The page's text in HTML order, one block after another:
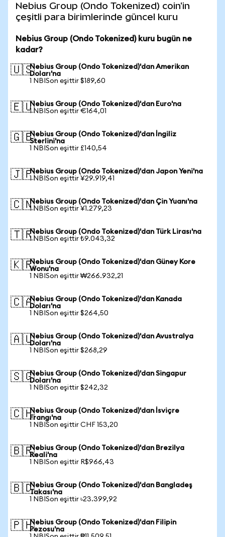
Nebius Group (Ondo Tokenized) coin'in
çeşitli para birimlerinde güncel kuru
Nebius Group (Ondo Tokenized) kuru bugün ne
kadar?
🇺🇸Nebius Group (Ondo Tokenized)'dan Amerikan
Doları'na
1 NBISon eşittir $189,60
🇪🇺Nebius Group (Ondo Tokenized)'dan Euro'na
1 NBISon eşittir €164,01
🇬🇧Nebius Group (Ondo Tokenized)'dan İngiliz
Sterlini'na
1 NBISon eşittir £140,54
🇯🇵Nebius Group (Ondo Tokenized)'dan Japon Yeni'na
1 NBISon eşittir ¥29.919,41
🇨🇳Nebius Group (Ondo Tokenized)'dan Çin Yuanı'na
1 NBISon eşittir ¥1.279,23
🇹🇷Nebius Group (Ondo Tokenized)'dan Türk Lirası'na
1 NBISon eşittir ₺9.043,32
🇰🇷Nebius Group (Ondo Tokenized)'dan Güney Kore
Wonu'na
1 NBISon eşittir ₩266.932,21
🇨🇦Nebius Group (Ondo Tokenized)'dan Kanada
Doları'na
1 NBISon eşittir $264,50
🇦🇺Nebius Group (Ondo Tokenized)'dan Avustralya
Doları'na
1 NBISon eşittir $268,29
🇸🇬Nebius Group (Ondo Tokenized)'dan Singapur
Doları'na
1 NBISon eşittir $242,32
🇨🇭Nebius Group (Ondo Tokenized)'dan İsviçre
Frangı'na
1 NBISon eşittir CHF 153,20
🇧🇷Nebius Group (Ondo Tokenized)'dan Brezilya
Reali'na
1 NBISon eşittir R$966,43
🇧🇩Nebius Group (Ondo Tokenized)'dan Bangladeş
Takası'na
1 NBISon eşittir ৳23.399,92
🇵🇭Nebius Group (Ondo Tokenized)'dan Filipin
Pezosu'na